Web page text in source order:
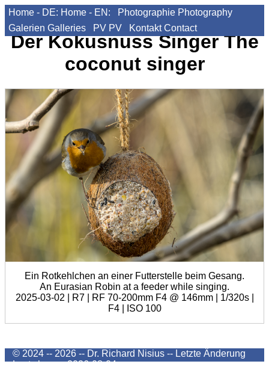
Home - DE: Home - EN: Photographie Photography
Galerien Galleries PV PV Kontakt Contact
Der Kokusnuss SingerThe
coconut singer
Ein Rotkehlchen an einer Futterstelle beim Gesang.
An Eurasian Robin at a feeder while singing.
2025-03-02 | R7 | RF 70-200mm F4 @ 146mm | 1/320s |
F4 | ISO 100
© 2024 -- 2026 -- Dr. Richard Nisius -- Letzte Änderung
Last change2026-08-04